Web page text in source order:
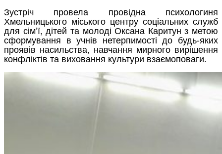
Зустріч провела провідна психологиня
Хмельницького міського центру соціальних служб
для сім’ї, дітей та молоді Оксана Каритун з метою
сформування в учнів нетерпимості до будь-яких
проявів насильства, навчання мирного вирішення
конфліктів та виховання культури взаємоповаги.